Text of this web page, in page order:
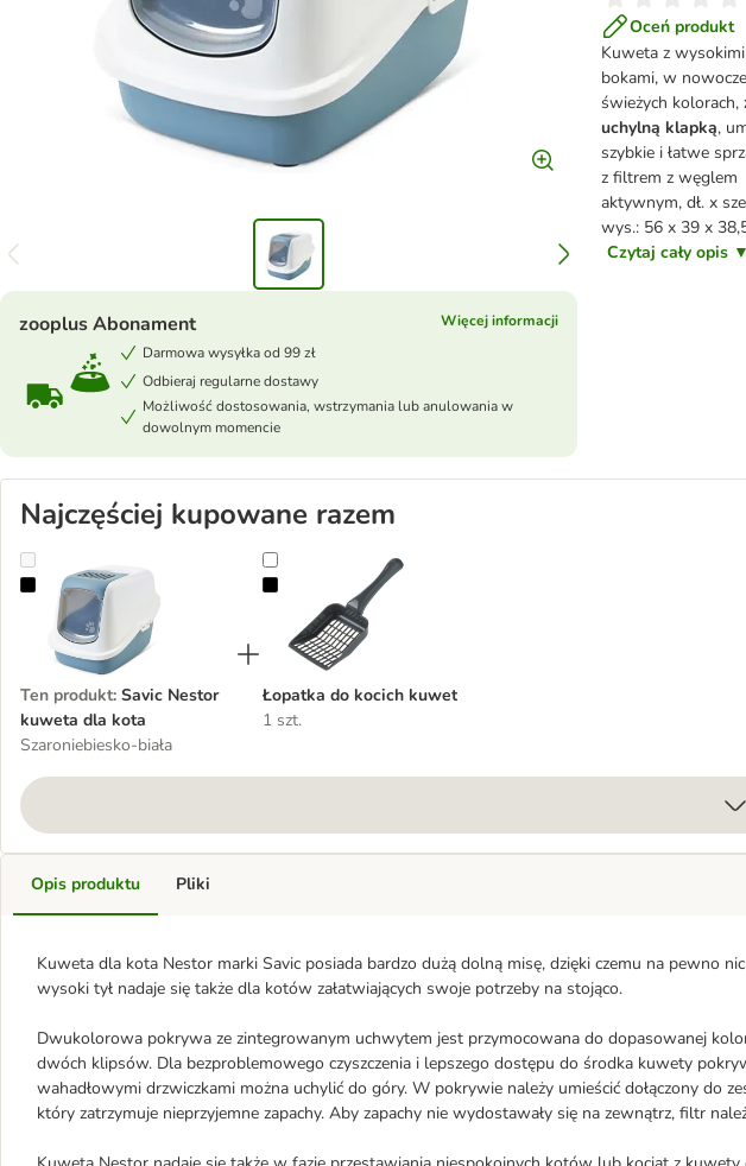
Oceń produkt
Kuweta z wysokimi
bokami, w
świeżych kolorach,
uchylną klapką,
szybkie i łatwe
z filtrem z węglem
aktywnym, dł. x
wys.: 56 x 39 x
Czytaj cały opis ▼
zooplus Abonament
Więcej informacji
Darmowa wysyłka od 99 zł
Odbieraj regularne dostawy
Możliwość dostosowania, wstrzymania lub anulowania w
dowolnym momencie
Najczęściej kupowane razem
Savic Nestor kuweta dla kota
Ten produkt: Savic Nestor
kuweta dla kota
Szaroniebiesko-biała
Łopatka do kocich kuwet
Łopatka do kocich kuwet
1 szt.
Opis produktu
Kuweta dla kota Nestor marki Savic posiada bardzo dużą dolną misę, dzięki czemu na pewno
wysoki tył nadaje się także dla kotów załatwiających swoje potrzeby na stojąco.
Dwukolorowa pokrywa ze zintegrowanym uchwytem jest przymocowana do dopasowanej
dwóch klipsów. Dla bezproblemowego czyszczenia i lepszego dostępu do środka kuwety
wahadłowymi drzwiczkami można uchylić do góry. W pokrywie należy umieścić dołączony do
który zatrzymuje nieprzyjemne zapachy. Aby zapachy nie wydostawały się na zewnątrz, filtr
Pliki